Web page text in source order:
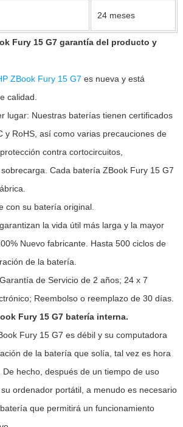
24 meses
Fury 15 G7 garantía del producto y
ZBook Fury 15 G7 es nueva y está
calidad.
lugar: Nuestras baterías tienen certificados
y RoHS, así como varias precauciones de
contra cortocircuitos,
Cada batería ZBook Fury 15 G7
con su batería original.
la vida útil más larga y la mayor
Nuevo fabricante. Hasta 500 ciclos de
de la batería.
de Servicio de 2 años; 24 x 7
Reembolso o reemplazo de 30 días.
Fury 15 G7 batería interna.
Fury 15 G7 es débil y su computadora
de la batería que solía, tal vez es hora
hecho, después de un tiempo de uso
ordenador portátil, a menudo es necesario
que permitirá un funcionamiento